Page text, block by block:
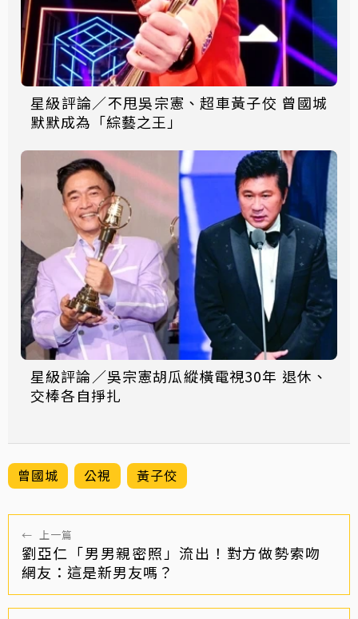
星級評論／不甩吳宗憲、超車黃子佼 曾國城
默默成為「綜藝之王」
星級評論／吳宗憲胡瓜縱橫電視30年 退休、
交棒各自掙扎
曾國城 公視 黃子佼
← 上一篇
劉亞仁「男男親密照」流出！對方做勢索吻
網友：這是新男友嗎？